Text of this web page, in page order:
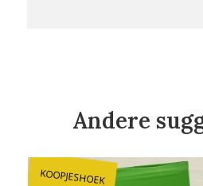
Andere
KOOPJESHOEK